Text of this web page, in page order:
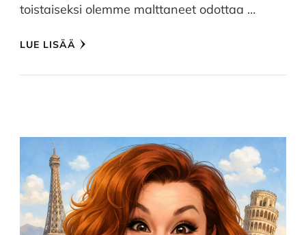
toistaiseksi olemme malttaneet odottaa …
LUE LISÄÄ